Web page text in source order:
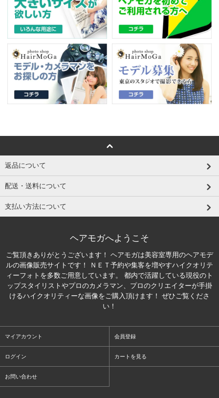
返品について
配送・送料について
支払い方法について
ヘアモガへようこそ
ご覧頂きありがとうございます！ ヘアモガは美容室専用のヘアモデ
ルの画像販売サイトです！ ＮＥＴ予約や集客を増やすハイクオリテ
ィーフォトを多数ご用意しています。 都内で活躍している現役のト
ップスタイリストやプロのカメラマン、プロのクリエイターが手掛
けるハイクオリティーな画像をご購入頂けます！ ぜひご覧くださ
い！
マイアカウント 会員登録
ログイン カートを見る
お問い合わせ